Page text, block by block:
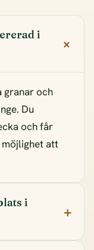
i
granar och
Du
och får
att
i